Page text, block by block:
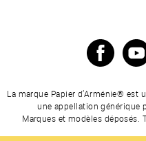
La marque Papier d’Arménie® est
une appellation générique
Marques et modèles déposés.